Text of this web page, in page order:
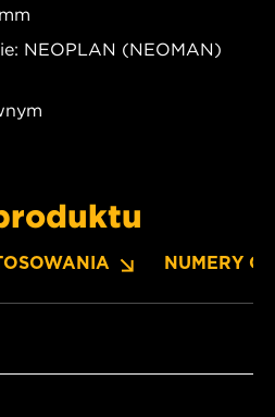
NEOPLAN (NEOMAN)
NUMERY OE